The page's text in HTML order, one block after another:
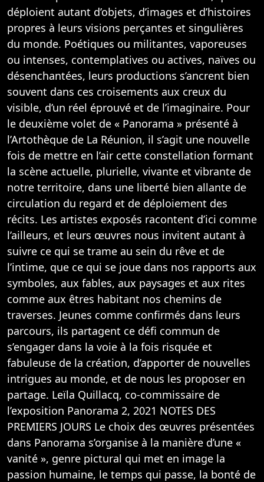
déploient autant d’objets, d’images et d’histoires
propres à leurs visions perçantes et singulières
du monde. Poétiques ou militantes, vaporeuses
ou intenses, contemplatives ou actives, naïves ou
désenchantées, leurs productions s’ancrent bien
souvent dans ces croisements aux creux du
visible, d’un réel éprouvé et de l’imaginaire. Pour
le deuxième volet de « Panorama » présenté à
l’Artothèque de La Réunion, il s’agit une nouvelle
fois de mettre en l’air cette constellation formant
la scène actuelle, plurielle, vivante et vibrante de
notre territoire, dans une liberté bien allante de
circulation du regard et de déploiement des
récits. Les artistes exposés racontent d’ici comme
l’ailleurs, et leurs œuvres nous invitent autant à
suivre ce qui se trame au sein du rêve et de
l’intime, que ce qui se joue dans nos rapports aux
symboles, aux fables, aux paysages et aux rites
comme aux êtres habitant nos chemins de
traverses. Jeunes comme confirmés dans leurs
parcours, ils partagent ce défi commun de
s’engager dans la voie à la fois risquée et
fabuleuse de la création, d’apporter de nouvelles
intrigues au monde, et de nous les proposer en
partage. Leïla Quillacq, co-commissaire de
l’exposition Panorama 2, 2021 NOTES DES
PREMIERS JOURS Le choix des œuvres présentées
dans Panorama s’organise à la manière d’une «
vanité », genre pictural qui met en image la
passion humaine, le temps qui passe, la bonté de